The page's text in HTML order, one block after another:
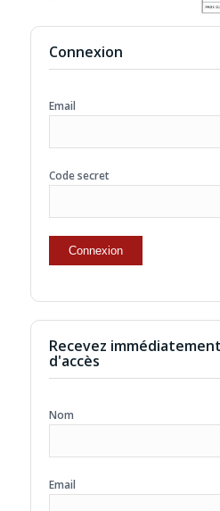
Connexion
Email
Code secret
Recevez
d'accès
Nom
Email